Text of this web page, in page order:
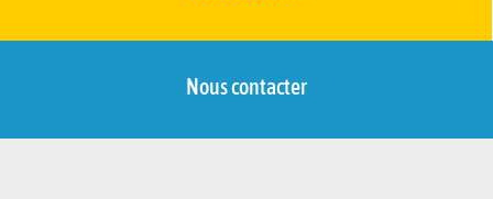
Nous contacter